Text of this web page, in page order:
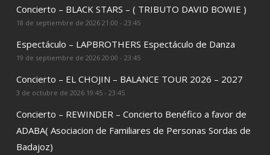
Concierto – BLACK STARS – ( TRIBUTO DAVID BOWIE )
18 de septiembre de 2026 21:00 - 23:45
Espectáculo – LAPBROTHERS Espectáculo de Danza
19 de septiembre de 2026 20:00 - 23:45
Concierto – EL CHOJIN – BALANCE TOUR 2026 – 2027
3 de octubre de 2026 19:45 - 23:45
Concierto – REWINDER – Concierto Benéfico a favor de
ADABA( Asociacion de Familiares de Personas Sordas de
Badajoz)